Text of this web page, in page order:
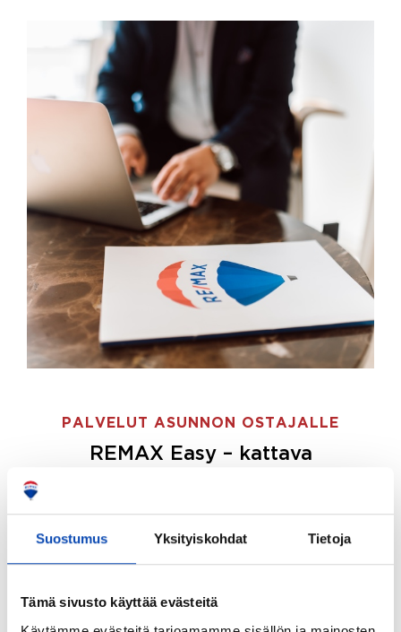
Suostumus Yksityiskohdat Tietoja
Tämä sivusto käyttää evästeitä
PALVELUT ASUNNON OSTAJALLE
REMAX Easy – kattava
ostajille.
Tee ostotoimeksianto ja etsimme juuri